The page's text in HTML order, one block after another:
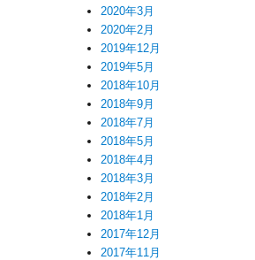
2020年3月
2020年2月
2019年12月
2019年5月
2018年10月
2018年9月
2018年7月
2018年5月
2018年4月
2018年3月
2018年2月
2018年1月
2017年12月
2017年11月